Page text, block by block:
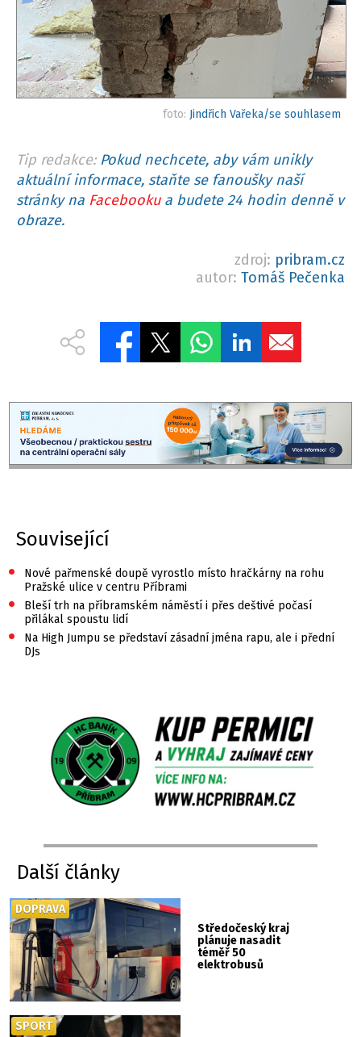
foto: Jindřich Vařeka/se souhlasem
Tip redakce: Pokud nechcete, aby vám unikly
aktuální informace, staňte se fanoušky naší
stránky na Facebookua budete 24 hodin denně v
obraze.
zdroj: pribram.cz
autor: Tomáš Pečenka
Související
•
Nové pařmenské doupě vyrostlo místo hračkárny na rohu
Pražské ulice v centru Příbrami
•
Bleší trh na příbramském náměstí i přes deštivé počasí
přilákal spoustu lidí
•
Na High Jumpu se představí zásadní jména rapu, ale i přední
DJs
Další články
Středočeský kraj
plánuje nasadit
téměř 50
elektrobusů
DOPRAVA
SPORT